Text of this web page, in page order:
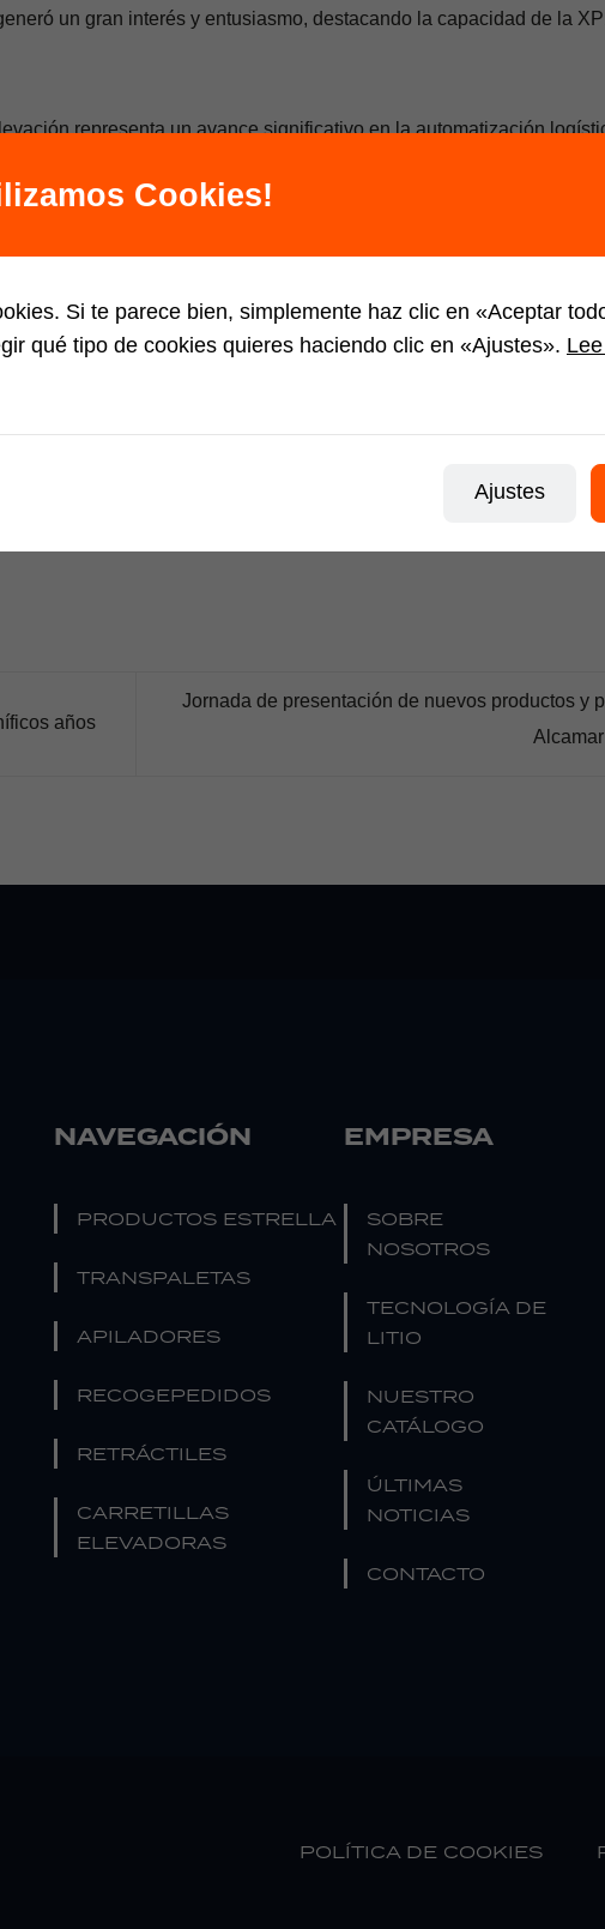
un gran interés y entusiasmo, destacando la capacidad de la
representa un avance significativo en la automatización
XP15 AGV se posiciona como una solución ideal para empresas
la oportunidad de integrar esta tecnología de vanguardia en tu
XP15 AGV y cómo puede beneficiar a tu empresa, no dudes en
solución puede transformar tu gestión logística y posicionarte a la
años
Jornada de presentación de nuevos productos y
NAVEGACIÓN
PRODUCTOS ESTRELLA
TRANSPALETAS
APILADORES
RECOGEPEDIDOS
RETRÁCTILES
CARRETILLAS
ELEVADORAS
EMPRESA
SOBRE
NOSOTROS
TECNOLOGÍA DE
LITIO
NUESTRO
CATÁLOGO
ÚLTIMAS
NOTICIAS
CONTACTO
POLÍTICA DE COOKIES
Cookies!
Si te parece bien, simplemente haz clic en «Aceptar
qué tipo de cookies quieres haciendo clic en «Ajustes».
Ajustes